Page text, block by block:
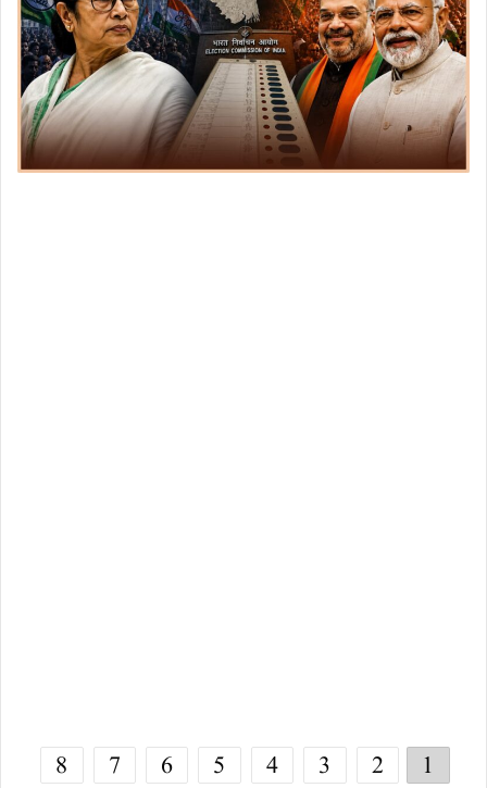
1
2
3
4
5
6
7
8